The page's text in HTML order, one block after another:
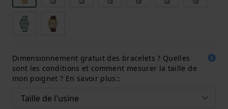
Dimensionnement gratuit des bracelets ? Quelles
sont les conditions et comment mesurer la taille de
mon poignet ? En savoir plus::